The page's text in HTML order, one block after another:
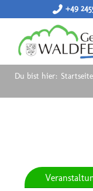
+49
Du bist hier: Startseite